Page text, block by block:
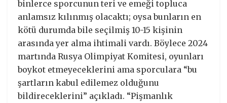
binlerce sporcunun teri ve emeği topluca
anlamsız kılınmış olacaktı; oysa bunların en
kötü durumda bile seçilmiş 10-15 kişinin
arasında yer alma ihtimali vardı. Böylece 2024
martında Rusya Olimpiyat Komitesi, oyunları
boykot etmeyeceklerini ama sporculara “bu
şartların kabul edilemez olduğunu
bildireceklerini” açıkladı. “Pişmanlık